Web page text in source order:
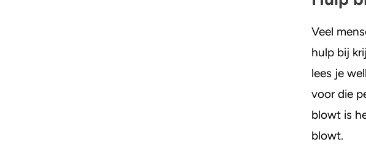
Veel
hulp bij
lees je
voor die
blowt is
blowt.